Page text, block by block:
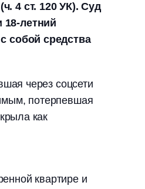
4 ст. 120 УК). Суд
18-летний
собой средства
через соцсети
потерпевшая
как
квартире и